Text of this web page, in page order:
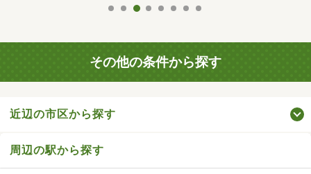
その他の条件から探す
近辺の市区から探す
周辺の駅から探す